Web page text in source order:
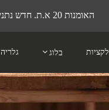
האומנות 20 א.ת. חדש נתניה
בלוג גלריה